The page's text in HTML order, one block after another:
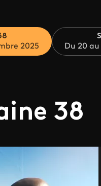
2025
Du 20
38